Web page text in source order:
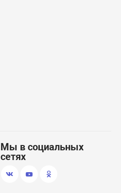
Мы в социальных
сетях